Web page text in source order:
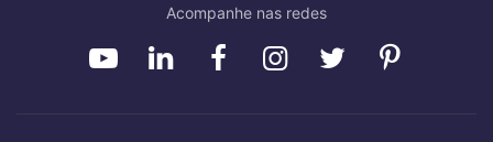
Acompanhe nas redes